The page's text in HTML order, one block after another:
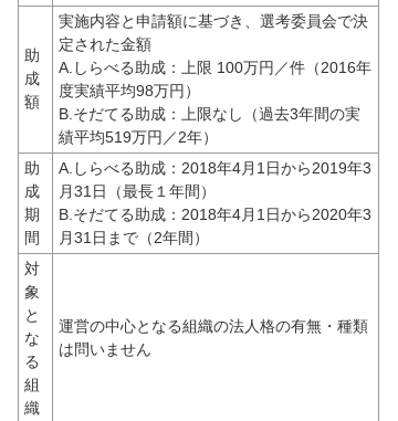
助
成
額
実施内容と申請額に基づき、選考委員会で決
定された金額
A.しらべる助成：上限 100万円／件（2016年
度実績平均98万円）
B.そだてる助成：上限なし（過去3年間の実
績平均519万円／2年）
助
成
期
間
A.しらべる助成：2018年4月1日から2019年3
月31日（最長１年間）
B.そだてる助成：2018年4月1日から2020年3
月31日まで（2年間）
対
象
と
な
る
組
織
運営の中心となる組織の法人格の有無・種類
は問いません